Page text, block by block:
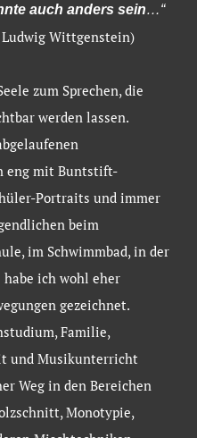
auch anders sein…“
Wittgenstein)
zum Sprechen, die
werden lassen.
eng mit Buntstift-
Portraits und immer
beim
im Schwimmbad, in der
habe ich wohl eher
gezeichnet.
Familie,
und Musikunterricht
Weg in den Bereichen
Monotypie,